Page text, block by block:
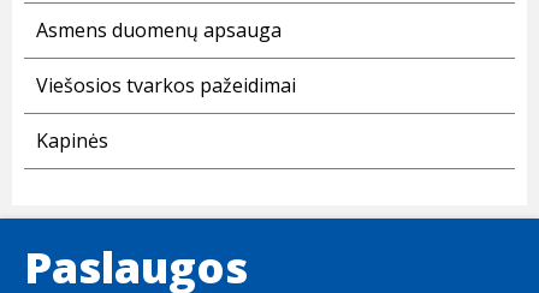
Asmens duomenų apsauga
Viešosios tvarkos pažeidimai
Kapinės
Paslaugos